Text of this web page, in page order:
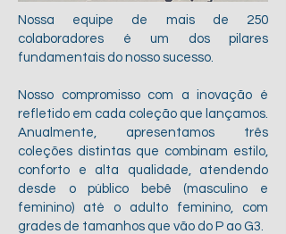
Nossa equipe de mais de 250
colaboradores é um dos pilares
fundamentais do nosso sucesso.
Nosso compromisso com a inovação é
refletido em cada coleção que lançamos.
Anualmente, apresentamos três
coleções distintas que combinam estilo,
conforto e alta qualidade, atendendo
desde o público bebê (masculino e
feminino) até o adulto feminino, com
grades de tamanhos que vão do P ao G3.